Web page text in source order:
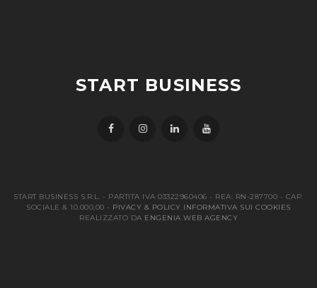
START BUSINESS
START BUSINESS S.R.L. - PARTITA IVA 03322960406 - REA: RN-287700 - CAP.
SOCIALE & 10.000,00 - PIVACY & POLICY INFORMATIVA SUI COOKIES
REALIZZATO DA ENGENIA WEB AGENCY